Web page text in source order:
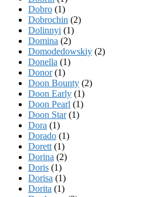
Dobro (1)
Dobrochin (2)
Dolinnyi (1)
Domina (2)
Domodedowskiy (2)
Donella (1)
Donor(1)
Doon Bounty (2)
Doon Early (1)
Doon Pearl (1)
Doon Star(1)
Dora (1)
Dorado (1)
Dorett (1)
Dorina (2)
Doris (1)
Dorisa (1)
Dorita (1)